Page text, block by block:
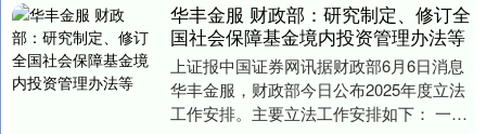
华丰金服 财政部：研究制定、修订全
国社会保障基金境内投资管理办法等
上证报中国证券网讯据财政部6月6日消息
华丰金服，财政部今日公布2025年度立法
工作安排。主要立法工作安排如下： 一是